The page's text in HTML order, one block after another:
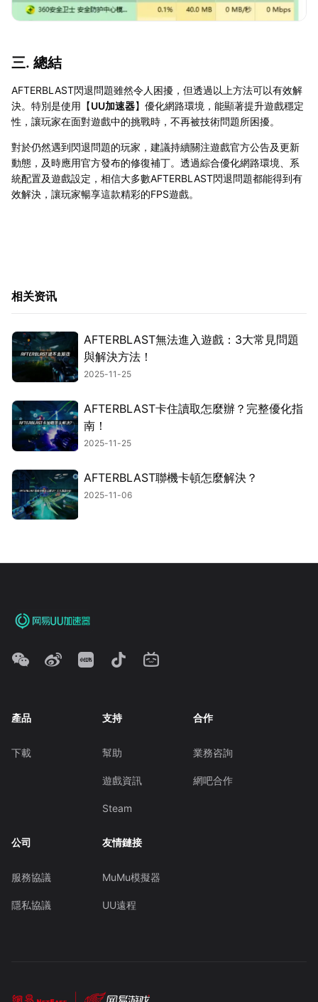
三. 總結
AFTERBLAST閃退問題雖然令人困擾，但透過以上方法可以有效解
決。特別是使用【UU加速器】優化網路環境，能顯著提升遊戲穩定
性，讓玩家在面對遊戲中的挑戰時，不再被技術問題所困擾。
對於仍然遇到閃退問題的玩家，建議持續關注遊戲官方公告及更新
動態，及時應用官方發布的修復補丁。透過綜合優化網路環境、系
統配置及遊戲設定，相信大多數AFTERBLAST閃退問題都能得到有
效解決，讓玩家暢享這款精彩的FPS遊戲。
相关资讯
AFTERBLAST無法進入遊戲：3大常見問題
與解決方法！
2025-11-25
AFTERBLAST卡住讀取怎麼辦？完整優化指
南！
2025-11-25
AFTERBLAST聯機卡頓怎麼解決？
2025-11-06
產品
下載
支持
幫助
遊戲資訊
Steam
合作
業務咨詢
網吧合作
公司
服務協議
隱私協議
友情鏈接
MuMu模擬器
UU遠程